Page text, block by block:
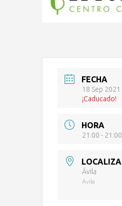
FECHA
18 Sep 2021
¡Caducado!
HORA
21:00 - 21:00
Ávila
Ävila